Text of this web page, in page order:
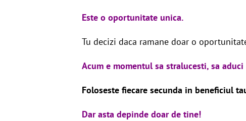
Este o oportunitate unica.
Tu decizi daca ramane doar o
Acum e momentul sa stralucesti, sa
Foloseste fiecare secunda in beneficiul
Dar asta depinde doar de tine!